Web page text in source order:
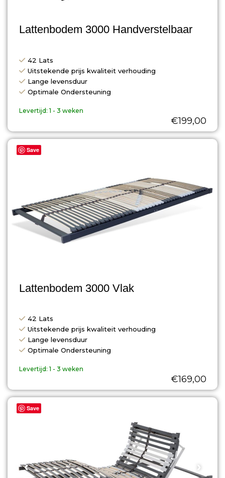
Lattenbodem 3000 Handverstelbaar
42 Lats
Uitstekende prijs kwaliteit verhouding
Lange levensduur
Optimale Ondersteuning
€199,00
Levertijd: 1 - 3 weken
Save
Lattenbodem 3000 Vlak
42 Lats
Uitstekende prijs kwaliteit verhouding
Lange levensduur
Optimale Ondersteuning
€169,00
Levertijd: 1 - 3 weken
Save
‹ ›